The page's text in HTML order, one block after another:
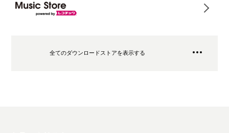
全てのダウンロードストアを表示する